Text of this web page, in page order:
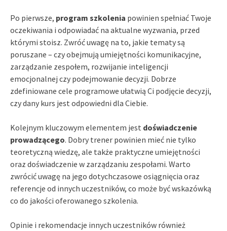
Po pierwsze, program szkolenia powinien spełniać Twoje
oczekiwania i odpowiadać na aktualne wyzwania, przed
którymi stoisz. Zwróć uwagę na to, jakie tematy są
poruszane – czy obejmują umiejętności komunikacyjne,
zarządzanie zespołem, rozwijanie inteligencji
emocjonalnej czy podejmowanie decyzji. Dobrze
zdefiniowane cele programowe ułatwią Ci podjęcie decyzji,
czy dany kurs jest odpowiedni dla Ciebie.
Kolejnym kluczowym elementem jest doświadczenie
prowadzącego. Dobry trener powinien mieć nie tylko
teoretyczną wiedzę, ale także praktyczne umiejętności
oraz doświadczenie w zarządzaniu zespołami. Warto
zwrócić uwagę na jego dotychczasowe osiągnięcia oraz
referencje od innych uczestników, co może być wskazówką
co do jakości oferowanego szkolenia.
Opinie i rekomendacje innych uczestników również